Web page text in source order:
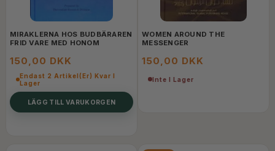
MIRAKLERNA HOS BUDBÄRAREN
FRID VARE MED HONOM
150,00 DKK
Endast 2 Artikel(er) Kvar I
Lager
LÄGG TILL VARUKORGEN
WOMEN AROUND THE
MESSENGER
150,00 DKK
Inte I Lager